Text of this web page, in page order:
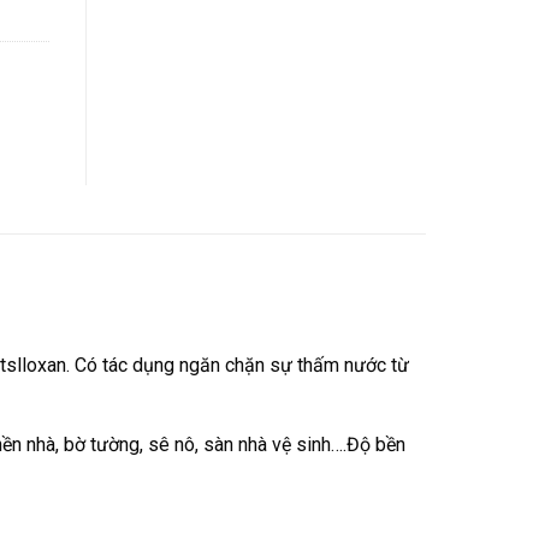
Có tác dụng ngăn chặn sự thấm nước từ
nhà, bờ tường, sê nô, sàn nhà vệ sinh….Độ bền